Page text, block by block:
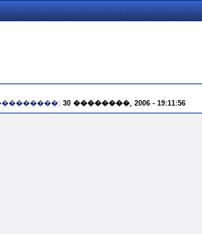
30 ��������, 2006 - 19:11:56